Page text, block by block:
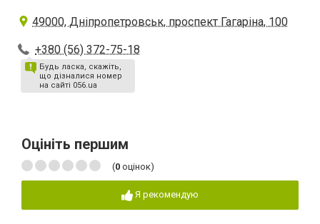
49000, Дніпропетровськ, проспект Гагаріна, 100
+380 (56) 372-75-18
Будь ласка, скажіть,
що дізналися номер
на сайті 056.ua
Оцініть першим
(0 оцінок)
Я рекомендую